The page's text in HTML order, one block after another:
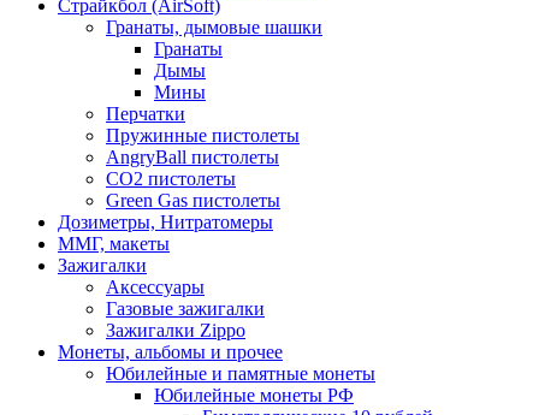
Страйкбол (AirSoft)
Гранаты, дымовые шашки
Гранаты
Дымы
Мины
Перчатки
Пружинные пистолеты
AngryBall пистолеты
CO2 пистолеты
Green Gas пистолеты
Дозиметры, Нитратомеры
ММГ, макеты
Зажигалки
Аксессуары
Газовые зажигалки
Зажигалки Zippo
Монеты, альбомы и прочее
Юбилейные и памятные монеты
Юбилейные монеты РФ